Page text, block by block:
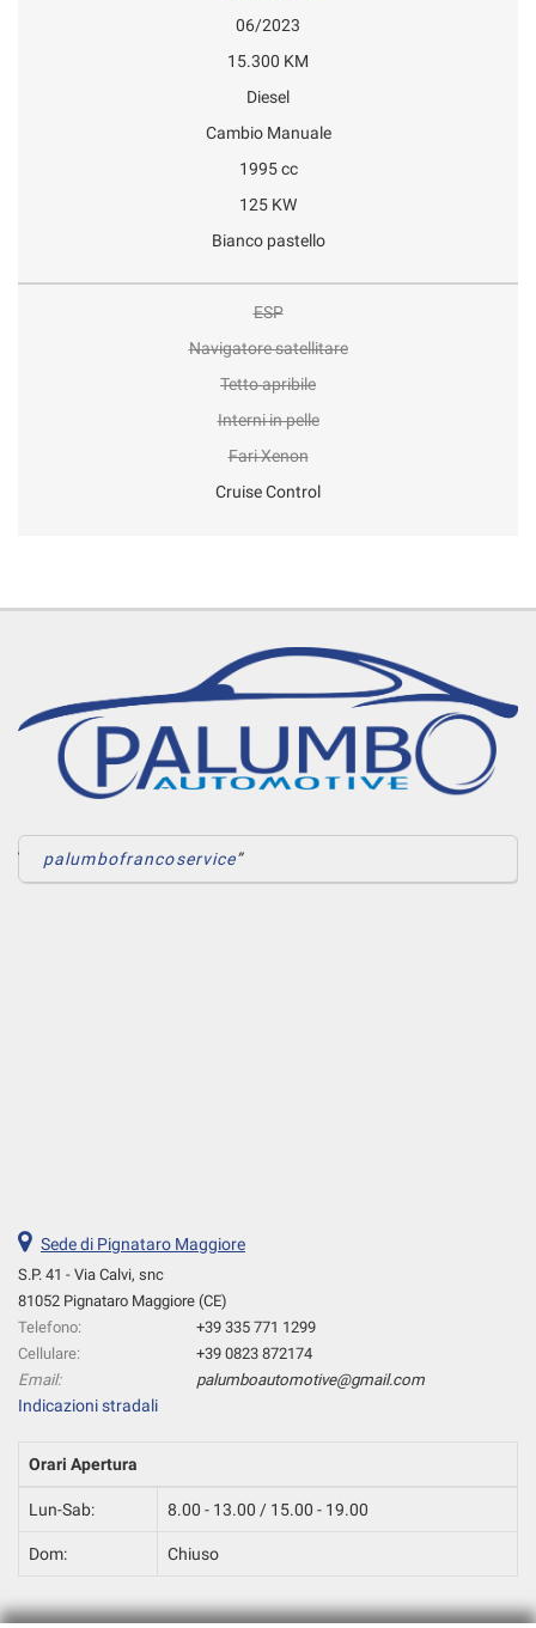
06/2023
15.300 KM
Diesel
Cambio Manuale
1995 cc
125 KW
Bianco pastello
ESP
Navigatore satellitare
Tetto apribile
Interni in pelle
Fari Xenon
Cruise Control
palumbofrancoservice
Sede di Pignataro Maggiore
S.P. 41 - Via Calvi, snc
81052 Pignataro Maggiore (CE)
Telefono:
+39 335 771 1299
Cellulare:
+39 0823 872174
Email:
palumboautomotive@gmail.com
Indicazioni stradali
Orari Apertura
Lun-Sab: 8.00 - 13.00 / 15.00 - 19.00
Dom: Chiuso